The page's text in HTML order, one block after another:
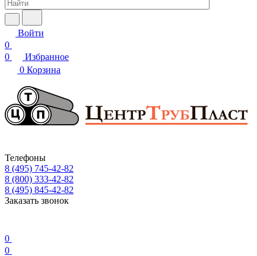
Войти
0
0
Избранное
0 Корзина
Телефоны
8 (495) 745-42-82
8 (800) 333-42-82
8 (495) 845-42-82
Заказать звонок
0
0